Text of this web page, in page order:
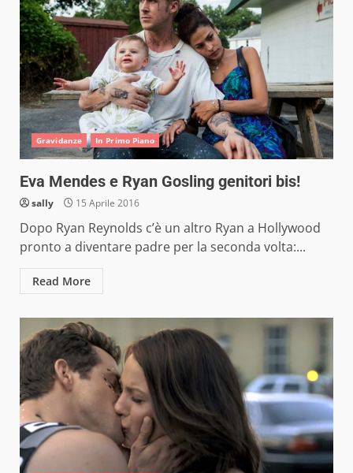
Gravidanze In Primo Piano
Eva Mendes e Ryan Gosling genitori bis!
sally 15 Aprile 2016
Dopo Ryan Reynolds c’è un altro Ryan a Hollywood
pronto a diventare padre per la seconda volta:...
Read More